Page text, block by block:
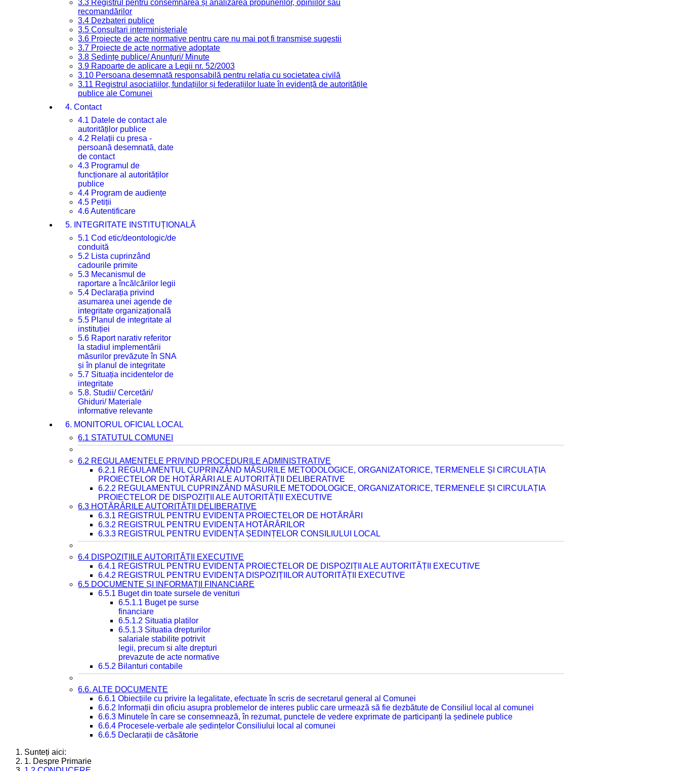
3.3 Registrul pentru consemnarea și analizarea propunerilor, opiniilor sau
recomandărilor
3.4 Dezbateri publice
3.5 Consultari interministeriale
3.6 Proiecte de acte normative pentru care nu mai pot fi transmise sugestii
3.7 Proiecte de acte normative adoptate
3.8 Ședințe publice/ Anunțuri/ Minute
3.9 Rapoarte de aplicare a Legii nr. 52/2003
3.10 Persoana desemnată responsabilă pentru relația cu societatea civilă
3.11 Registrul asociațiilor, fundațiilor și federațiilor luate în evidență de autoritățile
publice ale Comunei
4. Contact
4.1 Datele de contact ale
autorităților publice
4.2 Relații cu presa -
persoană desemnată, date
de contact
4.3 Programul de
funcționare al autorităților
publice
4.4 Program de audiențe
4.5 Petiții
4.6 Autentificare
5. INTEGRITATE INSTITUȚIONALĂ
5.1 Cod etic/deontologic/de
conduită
5.2 Lista cuprinzând
cadourile primite
5.3 Mecanismul de
raportare a încălcărilor legii
5.4 Declarația privind
asumarea unei agende de
integritate organizațională
5.5 Planul de integritate al
instituției
5.6 Raport narativ referitor
la stadiul implementării
măsurilor prevăzute în SNA
și în planul de integritate
5.7 Situația incidentelor de
integritate
5.8. Studii/ Cercetări/
Ghiduri/ Materiale
informative relevante
6. MONITORUL OFICIAL LOCAL
6.1 STATUTUL COMUNEI
6.2 REGULAMENTELE PRIVIND PROCEDURILE ADMINISTRATIVE
6.2.1 REGULAMENTUL CUPRINZÂND MĂSURILE METODOLOGICE, ORGANIZATORICE, TERMENELE ȘI CIRCULAȚIA
PROIECTELOR DE HOTĂRÂRI ALE AUTORITĂȚII DELIBERATIVE
6.2.2 REGULAMENTUL CUPRINZÂND MĂSURILE METODOLOGICE, ORGANIZATORICE, TERMENELE ȘI CIRCULAȚIA
PROIECTELOR DE DISPOZIȚII ALE AUTORITĂȚII EXECUTIVE
6.3 HOTĂRÂRILE AUTORITĂȚII DELIBERATIVE
6.3.1 REGISTRUL PENTRU EVIDENȚA PROIECTELOR DE HOTĂRÂRI
6.3.2 REGISTRUL PENTRU EVIDENȚA HOTĂRÂRILOR
6.3.3 REGISTRUL PENTRU EVIDENȚA ȘEDINȚELOR CONSILIULUI LOCAL
6.4 DISPOZIȚIILE AUTORITĂȚII EXECUTIVE
6.4.1 REGISTRUL PENTRU EVIDENȚA PROIECTELOR DE DISPOZIȚII ALE AUTORITĂȚII EXECUTIVE
6.4.2 REGISTRUL PENTRU EVIDENȚA DISPOZIȚIILOR AUTORITĂȚII EXECUTIVE
6.5 DOCUMENTE ȘI INFORMAȚII FINANCIARE
6.5.1 Buget din toate sursele de venituri
6.5.1.1 Buget pe surse
financiare
6.5.1.2 Situatia platilor
6.5.1.3 Situatia drepturilor
salariale stabilite potrivit
legii, precum si alte drepturi
prevazute de acte normative
6.5.2 Bilanturi contabile
6.6. ALTE DOCUMENTE
6.6.1 Obiecțiile cu privire la legalitate, efectuate în scris de secretarul general al Comunei
6.6.2 Informații din oficiu asupra problemelor de interes public care urmează să fie dezbătute de Consiliul local al comunei
6.6.3 Minutele în care se consemnează, în rezumat, punctele de vedere exprimate de participanți la ședinele publice
6.6.4 Procesele-verbale ale ședințelor Consiliului local al comunei
6.6.5 Declarații de căsătorie
Sunteți aici:
1. Despre Primarie